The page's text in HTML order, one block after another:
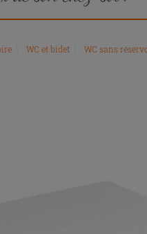
du
WC et bidet WC sans